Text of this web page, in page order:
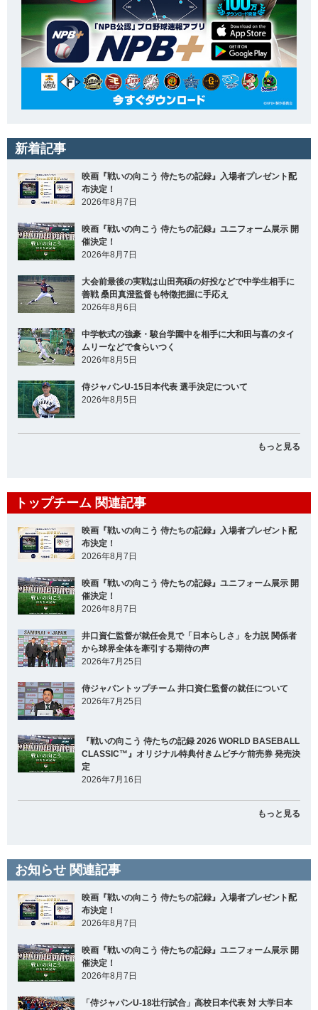
新着記事
映画『戦いの向こう 侍たちの記録』入場者プレゼント配
布決定！
2026年8月7日
映画『戦いの向こう 侍たちの記録』ユニフォーム展示 開
催決定！
2026年8月7日
大会前最後の実戦は山田亮碩の好投などで中学生相手に
善戦 桑田真澄監督も特徴把握に手応え
2026年8月6日
中学軟式の強豪・駿台学園中を相手に大和田与喜のタイ
ムリーなどで食らいつく
2026年8月5日
侍ジャパンU-15日本代表 選手決定について
2026年8月5日
もっと見る
トップチーム 関連記事
映画『戦いの向こう 侍たちの記録』入場者プレゼント配
布決定！
2026年8月7日
映画『戦いの向こう 侍たちの記録』ユニフォーム展示 開
催決定！
2026年8月7日
井口資仁監督が就任会見で「日本らしさ」を力説 関係者
から球界全体を牽引する期待の声
2026年7月25日
侍ジャパントップチーム 井口資仁監督の就任について
2026年7月25日
『戦いの向こう 侍たちの記録 2026 WORLD BASEBALL
CLASSIC™』オリジナル特典付きムビチケ前売券 発売決
定
2026年7月16日
もっと見る
お知らせ 関連記事
映画『戦いの向こう 侍たちの記録』入場者プレゼント配
布決定！
2026年8月7日
映画『戦いの向こう 侍たちの記録』ユニフォーム展示 開
催決定！
2026年8月7日
「侍ジャパンU-18壮行試合」高校日本代表 対 大学日本